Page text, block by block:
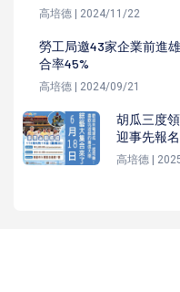
高培德 | 2024/11/22
勞工局邀43家企業前進
合率45%
高培德 | 2024/09/21
胡瓜三度
迎事先報
高培德 |